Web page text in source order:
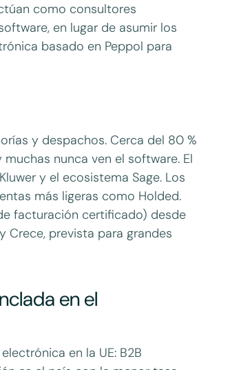
como consultores
en lugar de asumir los
basado en Peppol para
y despachos. Cerca del 80 %
nunca ven el software. El
y el ecosistema Sage. Los
más ligeras como Holded.
facturación certificado) desde
Crece, prevista para grandes
en el
en la UE: B2B